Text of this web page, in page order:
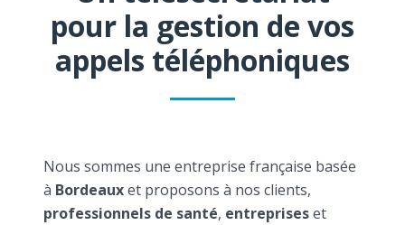
pour la gestion de vos
appels téléphoniques
Nous sommes une entreprise française basée
à Bordeauxet proposons à nos clients,
professionnels de santé, entrepriseset